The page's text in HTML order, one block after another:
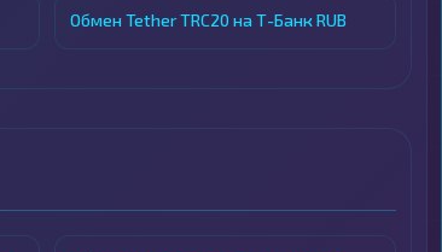
Обмен Tether TRC20 на Т-Банк RUB